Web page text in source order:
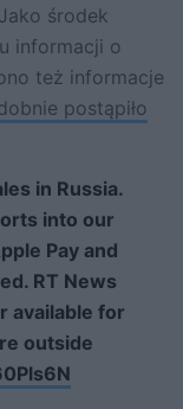
środek
informacji o
też informacje
postąpiło
in Russia.
into our
Pay and
RT News
available for
outside